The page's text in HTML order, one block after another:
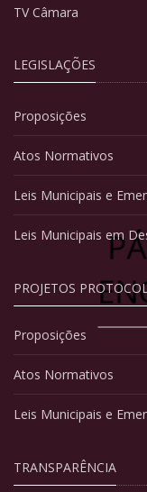
TV Câmara
LEGISLAÇÕES
Proposições
Atos Normativos
Leis Municipais e
Leis Municipais em
PROJETOS
Proposições
Atos Normativos
Leis Municipais e
TRANSPARÊNCIA